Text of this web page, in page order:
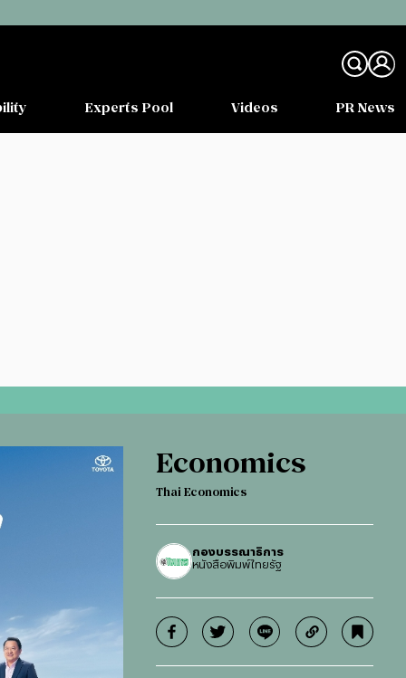
Experts Pool Videos PR News
Economics
Thai Economics
กองบรรณาธิการ
หนังสือพิมพ์ไทยรัฐ